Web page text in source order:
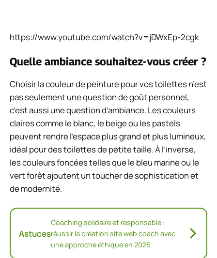
https://www.youtube.com/watch?v=jDWxEp-2cgk
Quelle ambiance souhaitez-vous créer ?
Choisir la couleur de peinture pour vos toilettes n’est
pas seulement une question de goût personnel,
c’est aussi une question d’ambiance. Les couleurs
claires comme le blanc, le beige ou les pastels
peuvent rendre l’espace plus grand et plus lumineux,
idéal pour des toilettes de petite taille. À l’inverse,
les couleurs foncées telles que le bleu marine ou le
vert forêt ajoutent un toucher de sophistication et
de modernité.
Astuces
Coaching solidaire et responsable :
réussir la création site web coach avec
une approche éthique en 2026